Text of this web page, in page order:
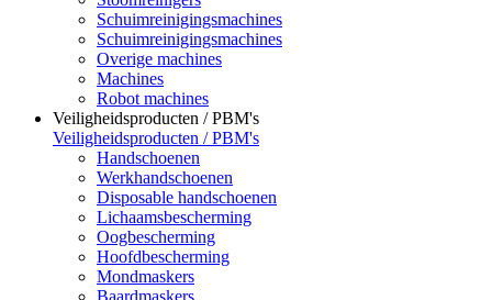
Schuimreinigingsmachines
Schuimreinigingsmachines
Overige machines
Machines
Robot machines
Veiligheidsproducten / PBM's
Veiligheidsproducten / PBM's
Handschoenen
Werkhandschoenen
Disposable handschoenen
Lichaamsbescherming
Oogbescherming
Hoofdbescherming
Mondmaskers
Baardmaskers